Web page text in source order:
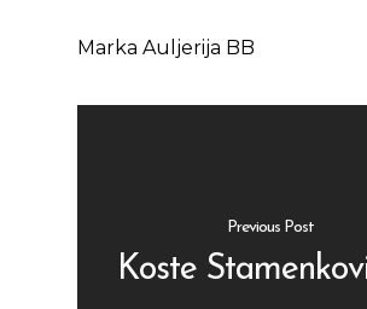
Marka Auljerija BB
Previous Post
Koste